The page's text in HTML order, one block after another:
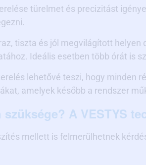
türelmet és precizitást
tiszta és jól megvilágított
Ideális esetben több órát is
lehetővé teszi, hogy minden
amelyek később a rendszer
szüksége? A VESTYS
mellett is felmerülhetnek